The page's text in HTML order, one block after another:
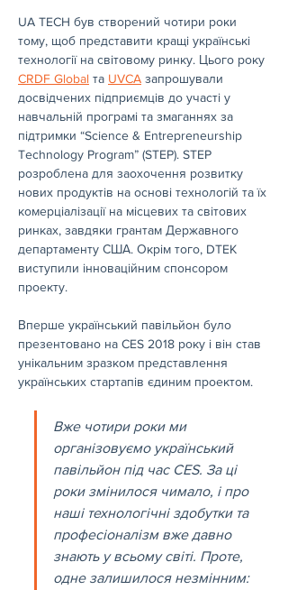
UA TECH був створений чотири роки
тому, щоб представити кращі українські
технології на світовому ринку. Цього року
CRDF Global та UVCA запрошували
досвідчених підприємців до участі у
навчальній програмі та змаганнях за
підтримки “Science & Entrepreneurship
Technology Program” (STEP). STEP
розроблена для заохочення розвитку
нових продуктів на основі технологій та їх
комерціалізації на місцевих та світових
ринках, завдяки грантам Державного
департаменту США. Окрім того, DTEK
виступили інноваційним спонсором
проекту.
Вперше український павільйон було
презентовано на CES 2018 року і він став
унікальним зразком представлення
українських стартапів єдиним проектом.
Вже чотири роки ми
організовуємо український
павільйон під час СES. За ці
роки змінилося чимало, і про
наші технологічні здобутки та
професіоналізм вже давно
знають у всьому світі. Проте,
одне залишилося незмінним: